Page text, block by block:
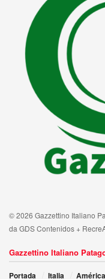
© 2026 Gazzettino Italiano
da GDS Contenidos +
Gazzettino Italiano
Portada Italia